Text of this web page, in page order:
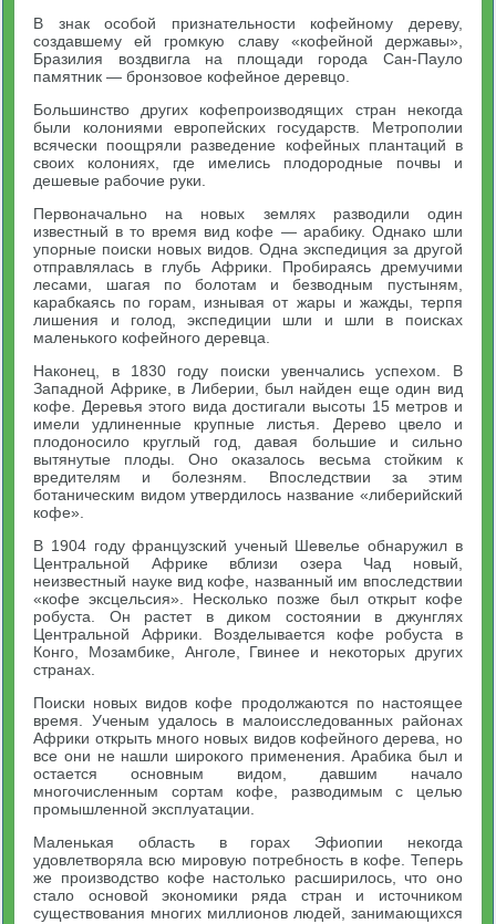
В знак особой признательности кофейному дереву,
создавшему ей громкую славу «кофейной державы»,
Бразилия воздвигла на площади города Сан-Пауло
памятник — бронзовое кофейное деревцо.
Большинство других кофепроизводящих стран некогда
были колониями европейских государств. Метрополии
всячески поощряли разведение кофейных плантаций в
своих колониях, где имелись плодородные почвы и
дешевые рабочие руки.
Первоначально на новых землях разводили один
известный в то время вид кофе — арабику. Однако шли
упорные поиски новых видов. Одна экспедиция за другой
отправлялась в глубь Африки. Пробираясь дремучими
лесами, шагая по болотам и безводным пустыням,
карабкаясь по горам, изнывая от жары и жажды, терпя
лишения и голод, экспедиции шли и шли в поисках
маленького кофейного деревца.
Наконец, в 1830 году поиски увенчались успехом. В
Западной Африке, в Либерии, был найден еще один вид
кофе. Деревья этого вида достигали высоты 15 метров и
имели удлиненные крупные листья. Дерево цвело и
плодоносило круглый год, давая большие и сильно
вытянутые плоды. Оно оказалось весьма стойким к
вредителям и болезням. Впоследствии за этим
ботаническим видом утвердилось название «либерийский
кофе».
В 1904 году французский ученый Шевелье обнаружил в
Центральной Африке вблизи озера Чад новый,
неизвестный науке вид кофе, названный им впоследствии
«кофе эксцельсия». Несколько позже был открыт кофе
робуста. Он растет в диком состоянии в джунглях
Центральной Африки. Возделывается кофе робуста в
Конго, Мозамбике, Анголе, Гвинее и некоторых других
странах.
Поиски новых видов кофе продолжаются по настоящее
время. Ученым удалось в малоисследованных районах
Африки открыть много новых видов кофейного дерева, но
все они не нашли широкого применения. Арабика был и
остается основным видом, давшим начало
многочисленным сортам кофе, разводимым с целью
промышленной эксплуатации.
Маленькая область в горах Эфиопии некогда
удовлетворяла всю мировую потребность в кофе. Теперь
же производство кофе настолько расширилось, что оно
стало основой экономики ряда стран и источником
существования многих миллионов людей, занимающихся